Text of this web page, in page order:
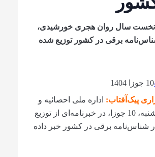
نخست سال روان هجری خورشیدی،
شناس‌نامه برقی در کشور توزیع شده
1404
پیک‌آفتاب:اداره ملی احصائیه و
معلومات امروز شنبه، 10 جوزا، در خبرنامه‌ای از توزیع
به 575 هزار شناس‌نامه برقی در کشور خبر داده